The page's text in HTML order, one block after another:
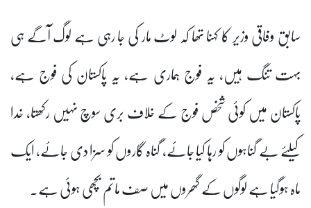
کہنا تھا کہ لوٹ مار کی جا رہی ہے لوگ آگے ہی
فوج ہماری ہے، یہ پاکستان کی فوج ہے،
شخص فوج کے خلاف بری سوچ نہیں رکھتا، خدا
رہا کیا جائے، گناہ گاروں کو سزا دی جائے، ایک
کے گھروں میں صف ماتم بچھی ہوئی ہے۔